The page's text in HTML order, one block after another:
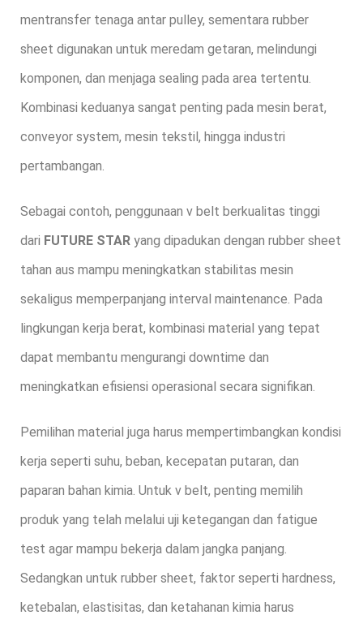
mentransfer tenaga antar pulley, sementara rubber
sheet digunakan untuk meredam getaran, melindungi
komponen, dan menjaga sealing pada area tertentu.
Kombinasi keduanya sangat penting pada mesin berat,
conveyor system, mesin tekstil, hingga industri
pertambangan.
Sebagai contoh, penggunaan v belt berkualitas tinggi
dari FUTURE STAR yang dipadukan dengan rubber sheet
tahan aus mampu meningkatkan stabilitas mesin
sekaligus memperpanjang interval maintenance. Pada
lingkungan kerja berat, kombinasi material yang tepat
dapat membantu mengurangi downtime dan
meningkatkan efisiensi operasional secara signifikan.
Pemilihan material juga harus mempertimbangkan kondisi
kerja seperti suhu, beban, kecepatan putaran, dan
paparan bahan kimia. Untuk v belt, penting memilih
produk yang telah melalui uji ketegangan dan fatigue
test agar mampu bekerja dalam jangka panjang.
Sedangkan untuk rubber sheet, faktor seperti hardness,
ketebalan, elastisitas, dan ketahanan kimia harus